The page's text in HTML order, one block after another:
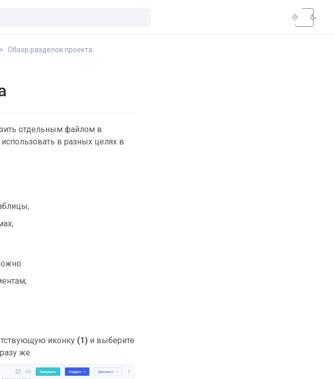
light_mode dark_mode
Обзор разделов проекта
отдельным файлом в
в разных целях в
иконку (1) и выберите
же.